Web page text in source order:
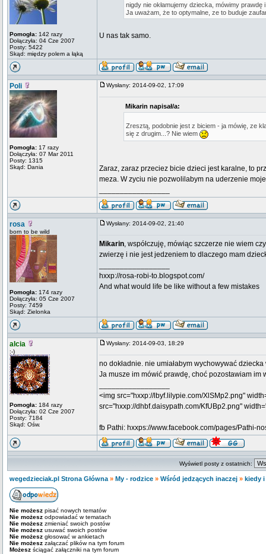
Pomogła: 142 razy
Dołączyła: 04 Cze 2007
Posty: 5422
Skąd: między polem a łąką
nigdy nie okłamujemy dziecka, mówimy
Ja uważam, że to optymalne, ze to buduje
U nas tak samo.
Poli
Pomogła: 17 razy
Dołączyła: 07 Mar 2011
Posty: 1315
Skąd: Dania
Wysłany: 2014-09-02, 17:09
Mikarin napisał/a:
Zresztą, podobnie jest z biciem - ja mówię, ze
się z drugim...? Nie wiem
Zaraz, zaraz przeciez bicie dzieci jest karalne, to
meza. W zyciu nie pozwolilabym na uderzenie
rosa
born to be wild
Pomogła: 174 razy
Dołączyła: 05 Cze 2007
Posty: 7459
Skąd: Zielonka
Wysłany: 2014-09-02, 21:40
Mikarin, współczuję, mówiąc szczerze nie wiem
zwierzę i nie jest jedzeniem to dlaczego mam
hxxp://rosa-robi-to.blogspot.com/
And what would life be like without a few mistakes
alcia
:-)
Pomogła: 184 razy
Dołączyła: 02 Cze 2007
Posty: 7184
Skąd: Ośw.
Wysłany: 2014-09-03, 18:29
no dokładnie. nie umiałabym wychowywać
Ja musze im mówić prawdę, choć pozostawiam im
<img src="hxxp://lbyf.lilypie.com/XlSMp2.png"
src="hxxp://dhbf.daisypath.com/KfUBp2.png"
fb Pathi: hxxps://www.facebook.com/pages/Pathi-
Wyświetl posty z ostatnich:
wegedzieciak.pl Strona Główna » My - rodzice » Wśród jedzących inaczej » kiedy i
Nie możesz pisać nowych tematów
Nie możesz odpowiadać w tematach
Nie możesz zmieniać swoich postów
Nie możesz usuwać swoich postów
Nie możesz głosować w ankietach
Nie możesz załączać plików na tym forum
Możesz ściągać załączniki na tym forum